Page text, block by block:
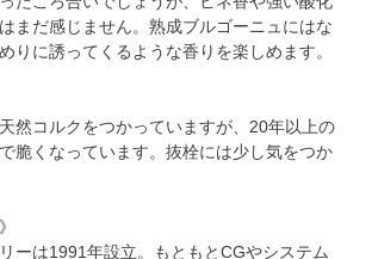
まだ感じません。熟成ブルゴーニュにはな
りに誘ってくるような香りを楽しめます。
然コルクをつかっていますが、20年以上の
脆くなっています。抜栓には少し気をつか
ーは1991年設立。もともとCGやシステム